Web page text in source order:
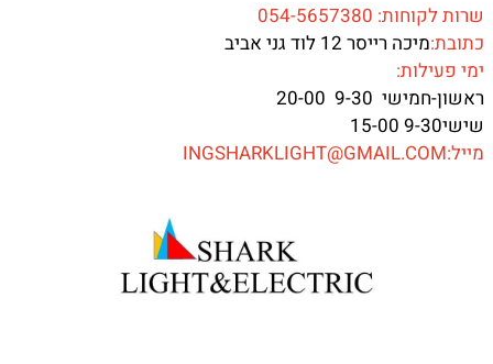
שרות לקוחות: 054-5657380
כתובת:מיכה רייסר 12 לוד גני אביב
ימי פעילות:
ראשון-חמישי 9-30 20-00
שישי9-30 15-00
מייל:INGSHARKLIGHT@GMAIL.COM